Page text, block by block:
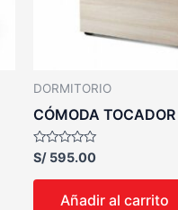
DORMITORIO
CÓMODA TOCADOR
Valorado
con
0
S/ 595.00
Añadir al carrito